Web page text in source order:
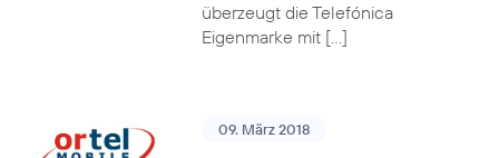
überzeugt die Telefónica
Eigenmarke mit […]
09. März 2018